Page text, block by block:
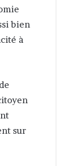
bien
à
sur